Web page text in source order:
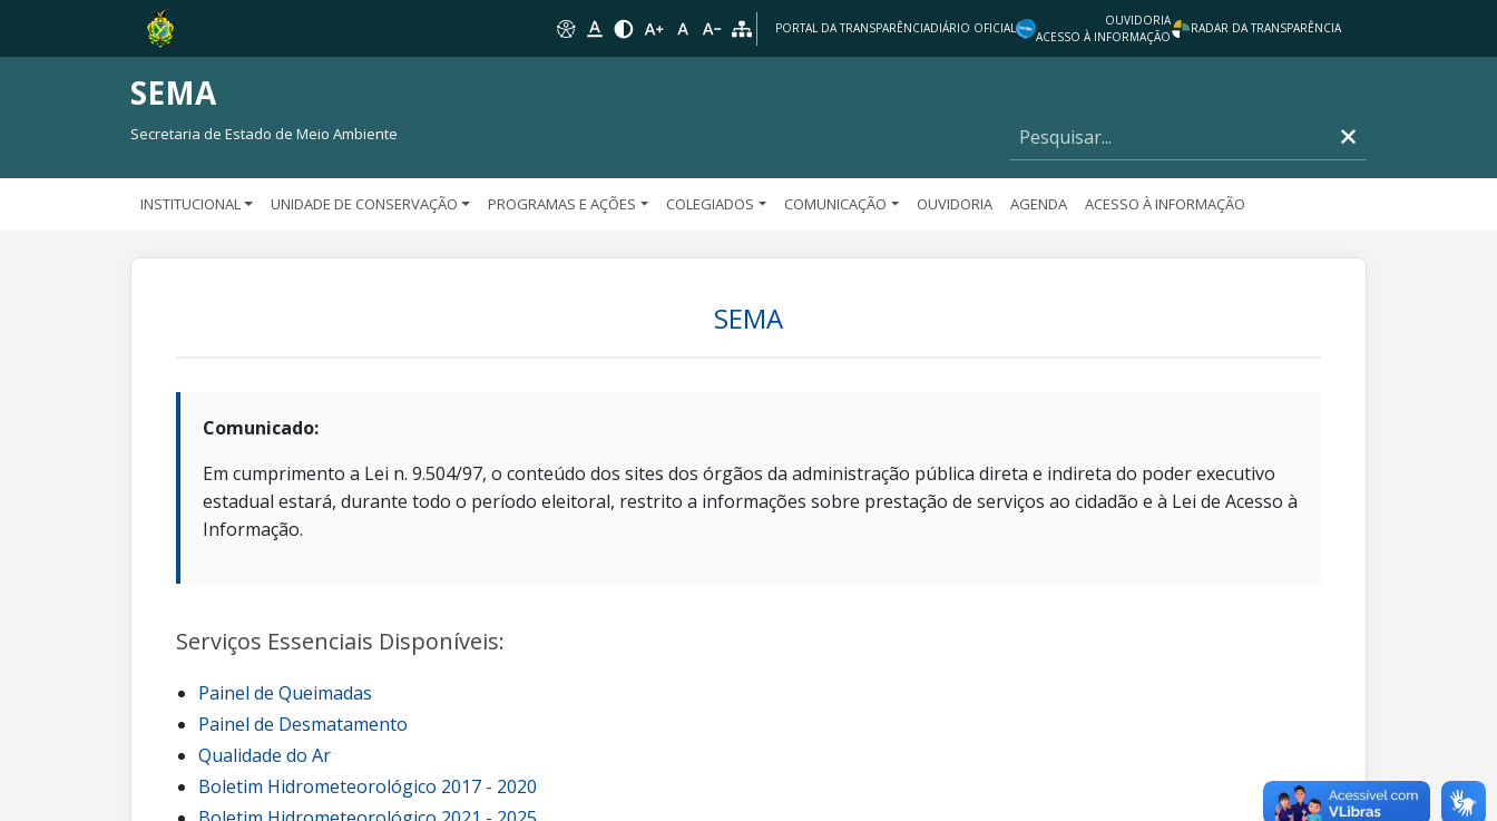
PORTAL DA TRANSPARÊNCIADIÁRIO OFICIAL
OUVIDORIA
ACESSO À INFORMAÇÃO
RADAR DA TRANSPARÊNCIA
SEMA
Secretaria de Estado de Meio Ambiente
INSTITUCIONAL UNIDADE DE CONSERVAÇÃO PROGRAMAS E AÇÕES COLEGIADOS COMUNICAÇÃO OUVIDORIA AGENDA ACESSO À INFORMAÇÃO
SEMA
Comunicado:
Em cumprimento a Lei n. 9.504/97, o conteúdo dos sites dos órgãos da administração pública direta e indireta do poder executivo
estadual estará, durante todo o período eleitoral, restrito a informações sobre prestação de serviços ao cidadão e à Lei de Acesso à
Informação.
Serviços Essenciais Disponíveis:
Painel de Queimadas
Painel de Desmatamento
Qualidade do Ar
Boletim Hidrometeorológico 2017 - 2020